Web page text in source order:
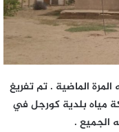
الماضية . تم تفريغ
مياه بلدية كورجل في
الجميع .